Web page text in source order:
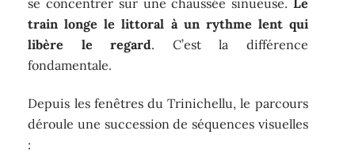
train longe le littoral à un rythme lent qui
libère le regard. C’est la différence
fondamentale.
Depuis les fenêtres du Trinichellu, le parcours
déroule une succession de séquences visuelles
: